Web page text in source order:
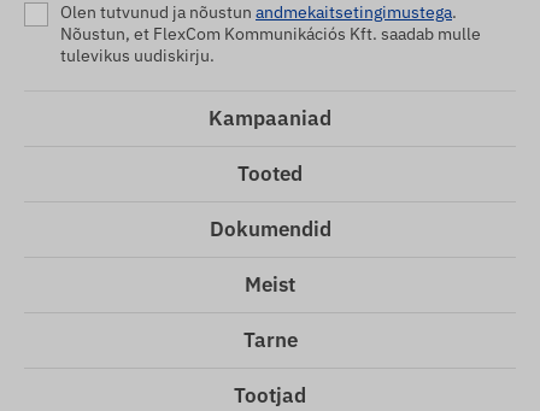
Olen tutvunud ja nõustun andmekaitsetingimustega.
Nõustun, et FlexCom Kommunikációs Kft. saadab mulle
tulevikus uudiskirju.
Kampaaniad
Tooted
Dokumendid
Meist
Tarne
Tootjad